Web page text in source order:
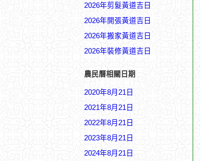
2026年剪髮黃道吉日
2026年開張黃道吉日
2026年搬家黃道吉日
2026年裝修黃道吉日
農民曆相關日期
2020年8月21日
2021年8月21日
2022年8月21日
2023年8月21日
2024年8月21日